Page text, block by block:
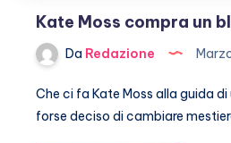
Kate Moss compra un
Da Redazione
Che ci fa Kate Moss alla guida
forse deciso di cambiare